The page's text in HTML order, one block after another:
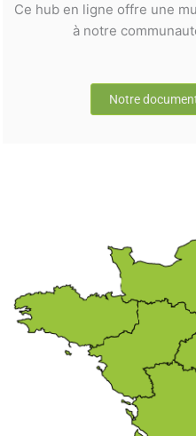
Ce hub en ligne offre une
à notre
Notre